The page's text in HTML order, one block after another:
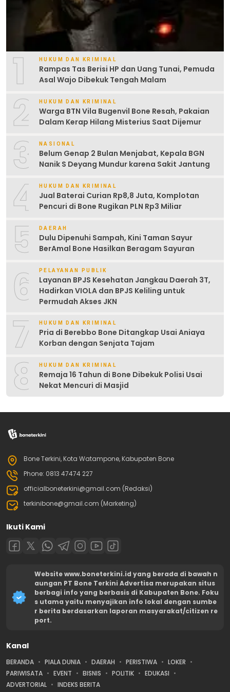
1 HUKUM DAN KRIMINAL
Rampas Tas Berisi HP dan Uang Tunai, Pemuda
Asal Wajo Dibekuk Tengah Malam
2 HUKUM DAN KRIMINAL
Warga BTN Vila Bugenvil Bone Resah, Pakaian
Dalam Kerap Hilang Misterius Saat Dijemur
3 NASIONAL
Belum Genap 2 Bulan Menjabat, Kepala BGN
Nanik S Deyang Mundur karena Sakit Jantung
4 HUKUM DAN KRIMINAL
Jual Baterai Curian Rp8,8 Juta, Komplotan
Pencuri di Bone Rugikan PLN Rp3 Miliar
5 DAERAH
Dulu Dipenuhi Sampah, Kini Taman Sayur
BerAmal Bone Hasilkan Beragam Sayuran
6 PELAYANAN PUBLIK
Layanan BPJS Kesehatan Jangkau Daerah 3T,
Hadirkan VIOLA dan BPJS Keliling untuk
Permudah Akses JKN
7 HUKUM DAN KRIMINAL
Pria di Berebbo Bone Ditangkap Usai Aniaya
Korban dengan Senjata Tajam
8 HUKUM DAN KRIMINAL
Remaja 16 Tahun di Bone Dibekuk Polisi Usai
Nekat Mencuri di Masjid
Bone Terkini, Kota Watampone, Kabupaten Bone
Phone: 0813 47474 227
officialboneterkini@gmail.com (Redaksi)
terkinibone@gmail.com (Marketing)
Ikuti Kami
Website www.boneterkini.id yang berada di bawah n
aungan PT Bone Terkini Advertisa merupakan situs
berbagi info yang berbasis di Kabupaten Bone. Foku
s utama yaitu menyajikan info lokal dengan sumbe
r berita berdasarkan laporan masyarakat/citizen re
port.
Kanal
BERANDA PIALA DUNIA DAERAH PERISTIWA
LOKER
PARIWISATA
EVENT BISNIS POLITIK
EDUKASI
ADVERTORIAL
INDEKS BERITA